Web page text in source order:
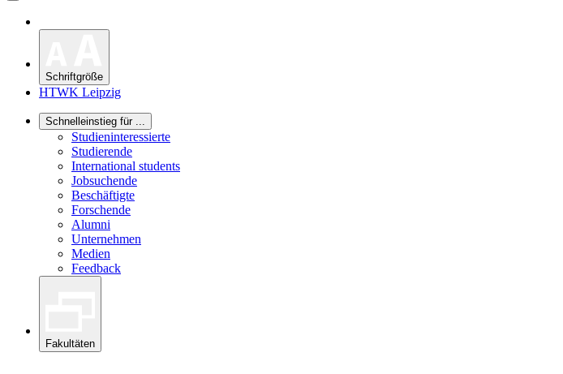
Schriftgröße
HTWK Leipzig
Schnelleinstieg für ...
Studieninteressierte
Studierende
International students
Jobsuchende
Beschäftigte
Forschende
Alumni
Unternehmen
Medien
Feedback
Fakultäten